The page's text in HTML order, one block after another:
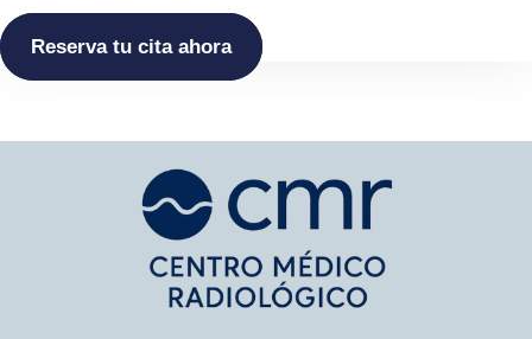
Reserva tu cita ahora